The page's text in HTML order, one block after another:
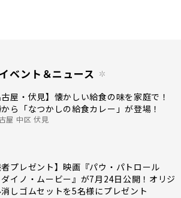
イベント＆ニュース
古屋・伏見】懐かしい給食の味を家庭で！
ら「なつかしの給食カレー」が登場！
屋 中区 伏見
者プレゼント】映画『パウ・パトロール
イノ・ムービー』が7月24日公開！オリジ
しゴムセットを5名様にプレゼント